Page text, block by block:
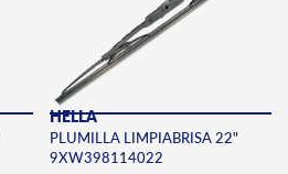
HELLA
PLUMILLA LIMPIABRISA 22"
9XW398114022